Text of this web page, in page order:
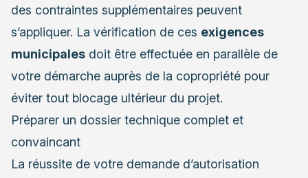
des contraintes supplémentaires peuvent
s’appliquer. La vérification de ces exigences
municipales doit être effectuée en parallèle de
votre démarche auprès de la copropriété pour
éviter tout blocage ultérieur du projet.
Préparer un dossier technique complet et
convaincant
La réussite de votre demande d’autorisation